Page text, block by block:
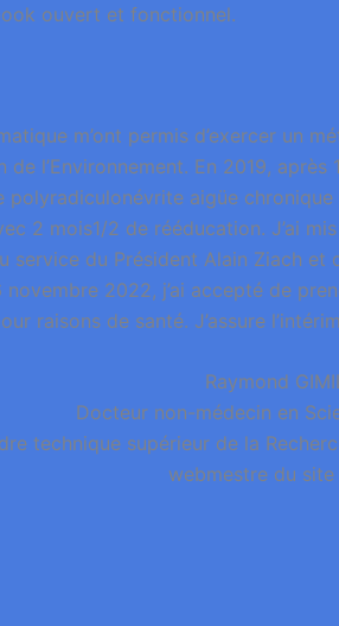
ouvert et fonctionnel.
m’ont permis d’exercer un
de l’Environnement. En 2019,
polyradiculonévrite aigüe
2 mois1/2 de rééducation. J’ai
service du Président Alain Ziach et
novembre 2022, j’ai accepté de
raisons de santé. J’assure
Raymond
Docteur non-médecin en
technique supérieur de la
webmestre du site